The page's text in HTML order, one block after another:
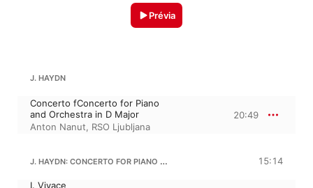
Prévia
J. HAYDN
Concerto fConcerto for Piano
and Orchestra in D Major
Anton Nanut, RSO Ljubljana
20:49
J. HAYDN: CONCERTO FOR PIANO AND ORCHESTRA NO. 2 IN D MAJOR, OP. 11 15:14
I. Vivace